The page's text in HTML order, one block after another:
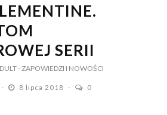
SERII
- ZAPOWIEDZI I NOWOŚCI
8 lipca 2018 0